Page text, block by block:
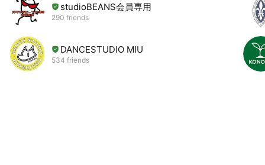
studioBEANS会員専用
290 friends
DANCESTUDIO MIU
534 friends